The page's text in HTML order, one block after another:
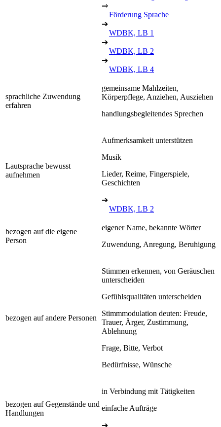
⇒
Förderung Sprache
➔
WDBK, LB 1
➔
WDBK, LB 2
➔
WDBK, LB 4
sprachliche Zuwendung
erfahren
gemeinsame Mahlzeiten,
Körperpflege, Anziehen, Ausziehen
handlungsbegleitendes Sprechen
Lautsprache bewusst
aufnehmen
Aufmerksamkeit unterstützen
Musik
Lieder, Reime, Fingerspiele,
Geschichten
➔
WDBK, LB 2
bezogen auf die eigene
Person
eigener Name, bekannte Wörter
Zuwendung, Anregung, Beruhigung
bezogen auf andere Personen
Stimmen erkennen, von Geräuschen
unterscheiden
Gefühlsqualitäten unterscheiden
Stimmmodulation deuten: Freude,
Trauer, Ärger, Zustimmung,
Ablehnung
Frage, Bitte, Verbot
Bedürfnisse, Wünsche
bezogen auf Gegenstände und
Handlungen
in Verbindung mit Tätigkeiten
einfache Aufträge
➔